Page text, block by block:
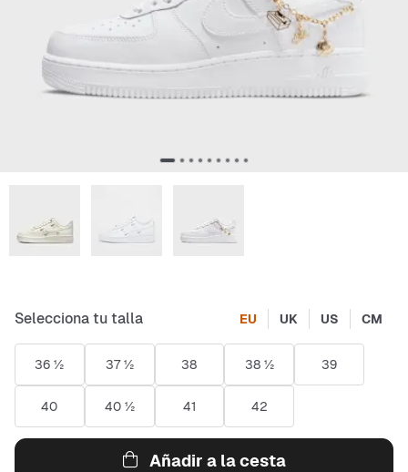
Selecciona tu talla EU UK US CM
36 ½ 37 ½ 38 38 ½ 39
40 40 ½ 41 42
Añadir a la cesta